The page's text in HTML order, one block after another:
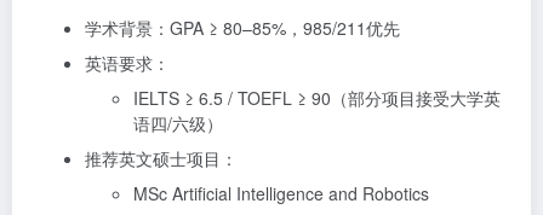
学术背景：GPA ≥ 80–85%，985/211优先
英语要求：
IELTS ≥ 6.5 / TOEFL ≥ 90（部分项目接受大学英
语四/六级）
推荐英文硕士项目：
MSc Artificial Intelligence and Robotics